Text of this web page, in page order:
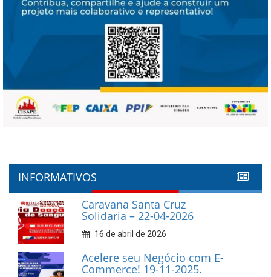
INFORMATIVOS
Caravana Santa Cruz
Solidaria – 22-04-2026
16 de abril de 2026
Acelere seu Negócio com E-
Commerce! 19-11-2025.